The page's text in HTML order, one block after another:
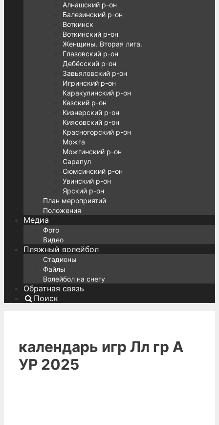
Алнашский р-он
Балезинский р-он
Воткинск
Воткинский р-он
Женщины. Вторая лига.
Глазовский р-он
Дебёсский р-он
Завьяловский р-он
Игринский р-он
Каракулинский р-он
Кезский р-он
Кизнерский р-он
Киясовский р-он
Красногорский р-он
Можга
Можгинский р-он
Сарапул
Сюмсинский р-он
Увинский р-он
Ярский р-он
План мероприятий
Положения
Медиа
Фото
Видео
Пляжный волейбол
Стадионы
Файлы
Волейбол на снегу
Обратная связь
Поиск
календарь игр Лл гр А
УР 2025